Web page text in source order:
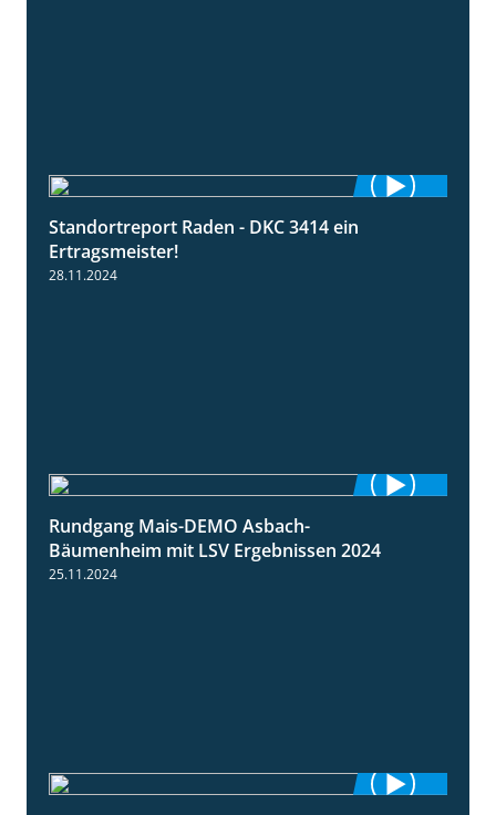
Standortreport Raden - DKC 3414 ein
Ertragsmeister!
28.11.2024
Rundgang Mais-DEMO Asbach-
Bäumenheim mit LSV Ergebnissen 2024
25.11.2024